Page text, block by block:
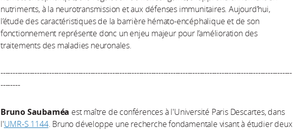
nutriments, à la neurotransmission et aux défenses immunitaires. Aujourd’hui,
l’étude des caractéristiques de la barrière hémato-encéphalique et de son
fonctionnement représente donc un enjeu majeur pour l’amélioration des
traitements des maladies neuronales.
------------------------------------------------------------------------------------------------------------------------
--------
Bruno Saubaméa est maître de conférences à l'Université Paris Descartes, dans
l'UMR-S 1144. Bruno développe une recherche fondamentale visant à étudier deux